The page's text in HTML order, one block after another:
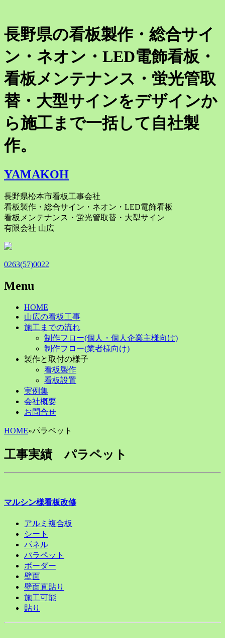
長野県の看板製作・総合サイ
ン・ネオン・LED電飾看板・
看板メンテナンス・蛍光管取
替・大型サインをデザインか
ら施工まで一括して自社製
作。
YAMAKOH
長野県松本市看板工事会社
看板製作・総合サイン・ネオン・LED電飾看板
看板メンテナンス・蛍光管取替・大型サイン
有限会社 山広
0263(57)0022
Menu
Skip
content
HOME
山広の看板工事
施工までの流れ
制作フロー(個人・個人企業主様向け)
制作フロー(業者様向け)
製作と取付の様子
看板製作
看板設置
実例集
会社概要
お問合せ
HOME»パラペット
工事実績 パラペット
マルシン様看板改修
アルミ複合板
シート
パネル
パラペット
ボーダー
壁面
壁面直貼り
施工可能
貼り